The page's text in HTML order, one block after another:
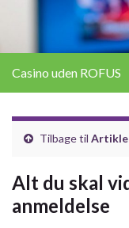
Casino uden ROFUS
Tilbage til
Alt du skal
anmeldelse